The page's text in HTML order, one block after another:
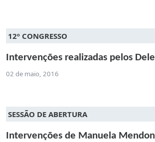
12º CONGRESSO
Intervenções realizadas pelos
02 de maio, 2016
SESSÃO DE ABERTURA
Intervenções de Manuela